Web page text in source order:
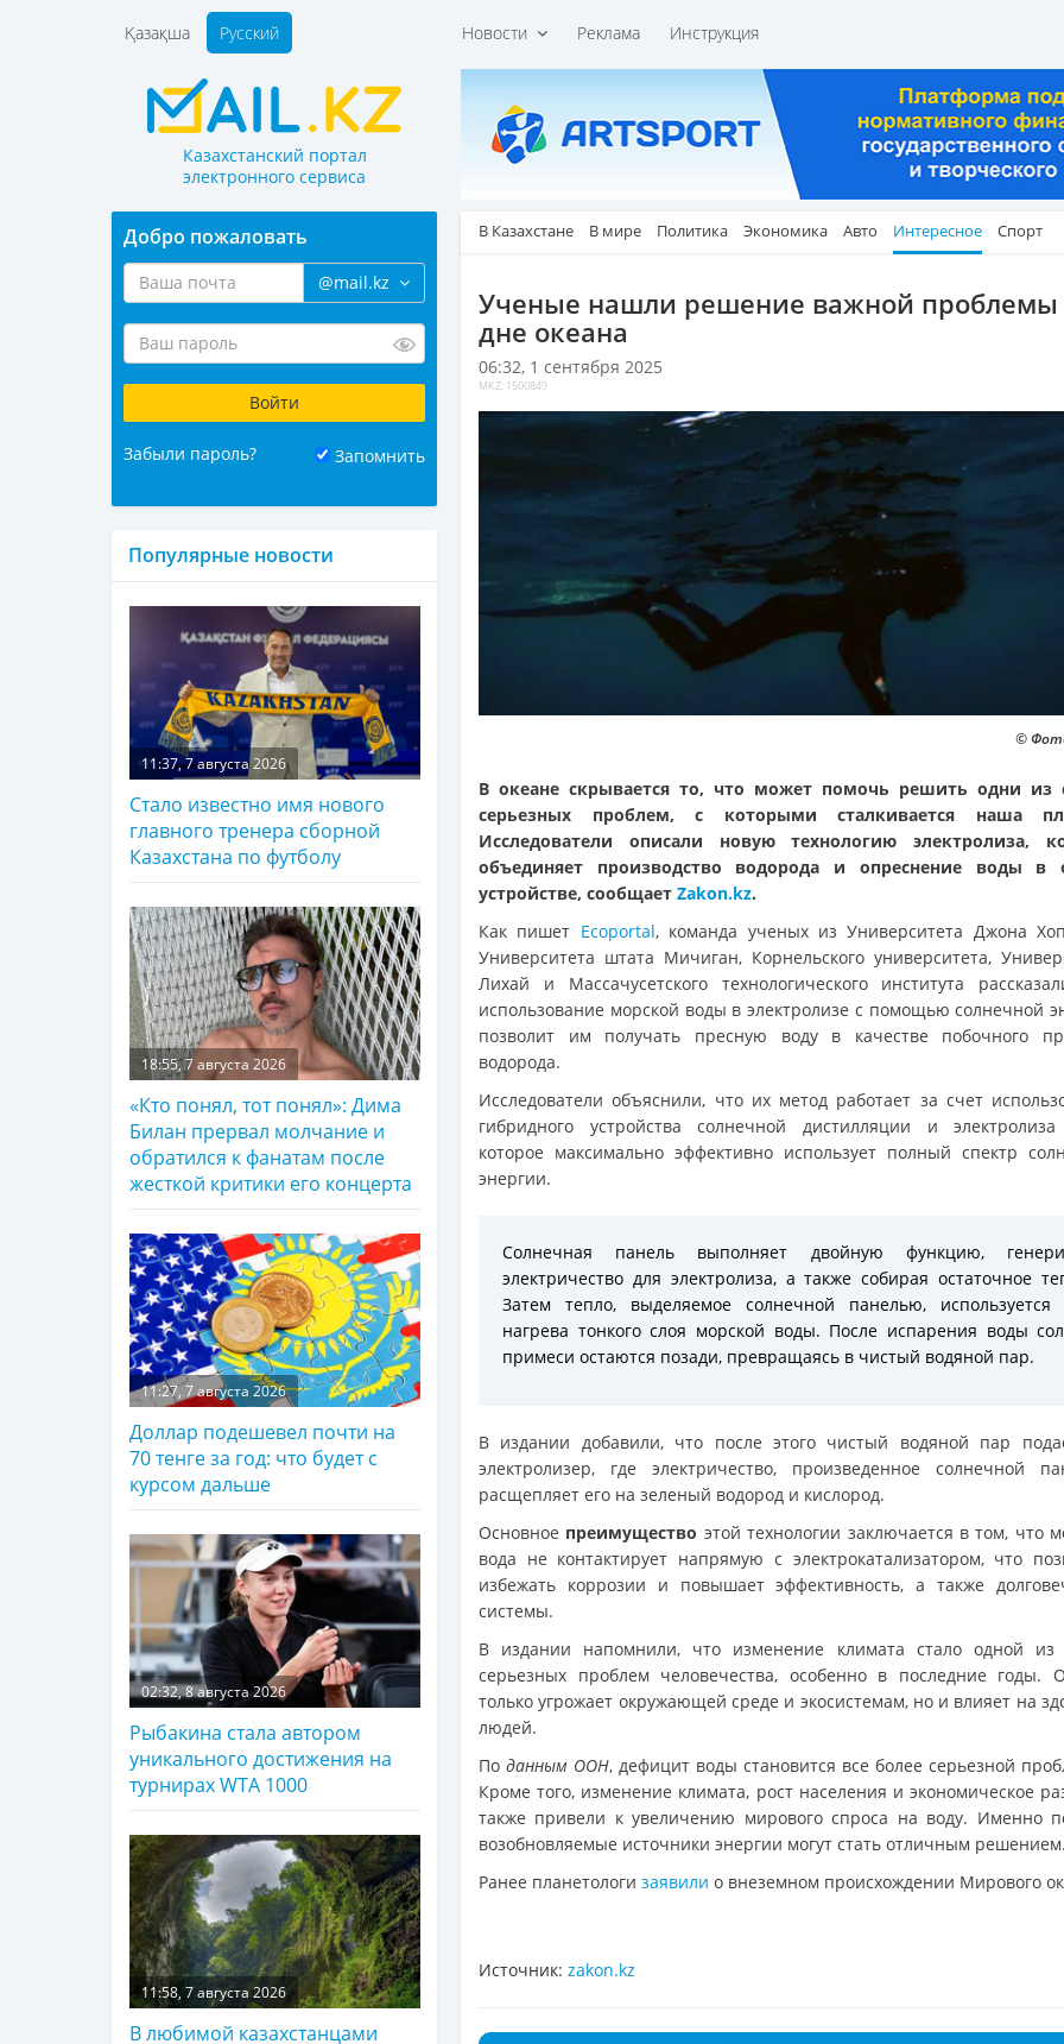
Новости Реклама Инструкция
Қазақша Русский
Казахстанский портал
электронного сервиса
В Казахстане В мире Политика Экономика Авто Интересное Спорт
Ученые нашли решение важной проблемы
дне океана
06:32, 1 сентября 2025
MKZ: 1500849
©
В океане скрывается то, что может помочь решить одни из
серьезных проблем, с которыми сталкивается наша
Исследователи описали новую технологию электролиза,
объединяет производство водорода и опреснение воды в
устройстве, сообщает Zakon.kz.
Как пишет Ecoportal, команда ученых из Университета Джона
Университета штата Мичиган, Корнельского университета,
Лихай и Массачусетского технологического института
использование морской воды в электролизе с помощью солнечной
позволит им получать пресную воду в качестве побочного
водорода.
Исследователи объяснили, что их метод работает за счет
гибридного устройства солнечной дистилляции и
которое максимально эффективно использует полный спектр
энергии.
Солнечная панель выполняет двойную функцию,
электричество для электролиза, а также собирая остаточное
Затем тепло, выделяемое солнечной панелью, используется
нагрева тонкого слоя морской воды. После испарения воды
примеси остаются позади, превращаясь в чистый водяной пар.
В издании добавили, что после этого чистый водяной пар
электролизер, где электричество, произведенное солнечной
расщепляет его на зеленый водород и кислород.
Основное преимущество этой технологии заключается в том, что
вода не контактирует напрямую с электрокатализатором, что
избежать коррозии и повышает эффективность, а также
системы.
В издании напомнили, что изменение климата стало одной из
серьезных проблем человечества, особенно в последние годы.
только угрожает окружающей среде и экосистемам, но и влияет на
людей.
По данным ООН, дефицит воды становится все более серьезной
Кроме того, изменение климата, рост населения и экономическое
также привели к увеличению мирового спроса на воду. Именно
возобновляемые источники энергии могут стать отличным
Ранее планетологи заявили о внеземном происхождении Мирового
Источник: zakon.kz
Добро пожаловать
@mail.kz
Забыли пароль? Запомнить
Популярные новости
11:37, 7 августа 2026
Стало известно имя нового
главного тренера сборной
Казахстана по футболу
18:55, 7 августа 2026
«Кто понял, тот понял»: Дима
Билан прервал молчание и
обратился к фанатам после
жесткой критики его концерта
11:27, 7 августа 2026
Доллар подешевел почти на
70 тенге за год: что будет с
курсом дальше
02:32, 8 августа 2026
Рыбакина стала автором
уникального достижения на
турнирах WTA 1000
11:58, 7 августа 2026
В любимой казахстанцами